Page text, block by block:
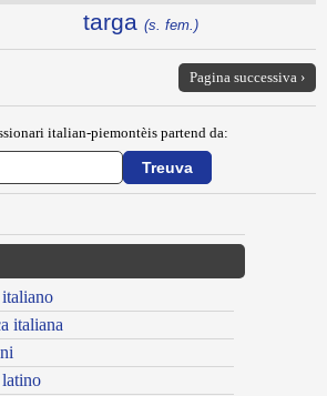
targa (s. fem.)
Pagina successiva ›
italian-piemontèis partend da:
italiana